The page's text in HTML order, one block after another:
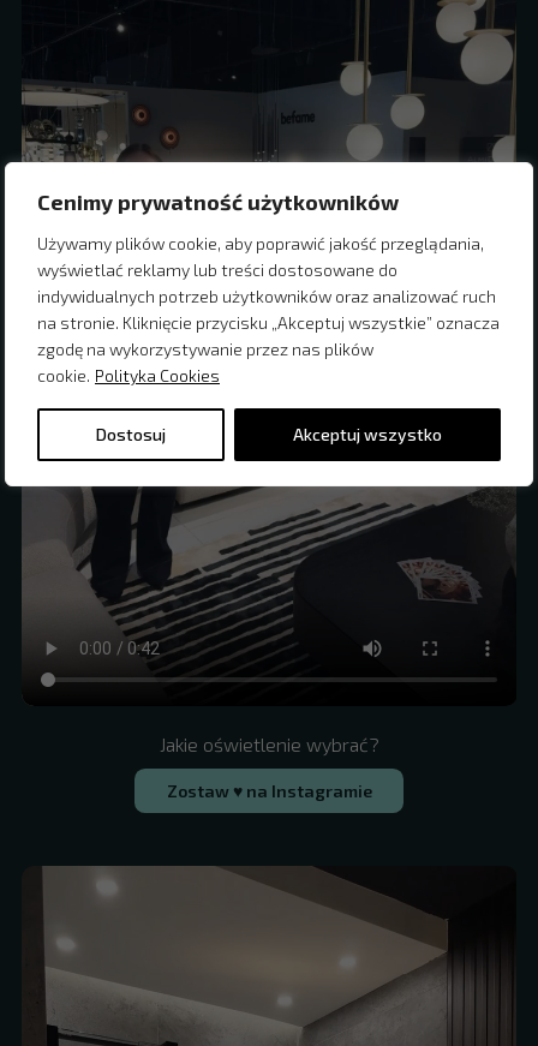
Cenimy prywatność użytkowników
Używamy plików cookie, aby poprawić jakość przeglądania,
wyświetlać reklamy lub treści dostosowane do
indywidualnych potrzeb użytkowników oraz analizować ruch
na stronie. Kliknięcie przycisku „Akceptuj wszystkie” oznacza
zgodę na wykorzystywanie przez nas plików
cookie. Polityka Cookies
Dostosuj Akceptuj wszystko
Jakie oświetlenie wybrać?
Zostaw ♥ na Instagramie